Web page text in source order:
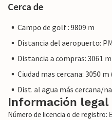
Cerca de
Campo de golf : 9809 m
Distancia del aeropuerto:
Distancia a compras: 3061 m
Ciudad mas cercana: 3050
Dist. al agua más cercana/
Información legal
Número de licencia o de registro: